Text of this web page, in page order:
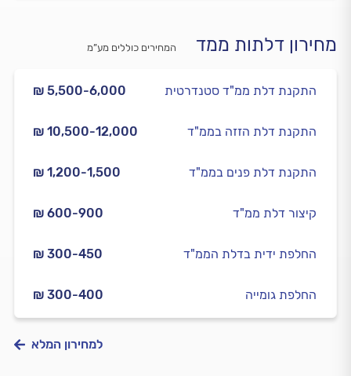
מחירון דלתות ממד המחירים כוללים מע”מ
₪ 5,500-6,000 התקנת דלת ממ"ד סטנדרטית
₪ 10,500-12,000 התקנת דלת הזזה בממ"ד
₪ 1,200-1,500 התקנת דלת פנים בממ"ד
₪ 600-900 קיצור דלת ממ"ד
₪ 300-450 החלפת ידית בדלת הממ"ד
₪ 300-400 החלפת גומייה
למחירון המלא